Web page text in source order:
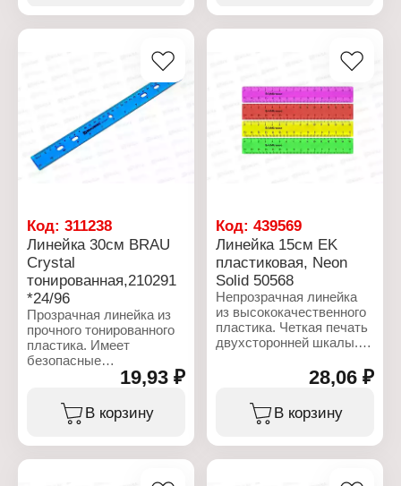
Упаковка: подложка с
Особенность:
Код: 311238
Линейка 30см BRAU
Crystal
тонированная,210291
*24/96
Прозрачная линейка из
прочного тонированного
пластика. Имеет
безопасные
закруглённые углы.
составляет 30 см.
Линейка обладает четкой
19,93 ₽
В корзину
Код:439569
Линейка 15см EK
пластиковая, Neon
Solid 50568
Непрозрачная линейка
из высококачественного
пластика. Четкая печать
двухсторонней шкалы.
Ассорти: розовый,
оранжевый, желтый,
зеленый.
Бренд: Erich Krause
Артикул: 50568
28,06 ₽
В корзину